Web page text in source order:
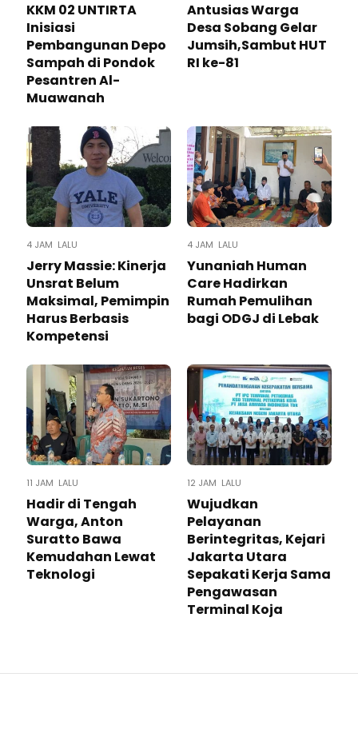
KKM 02 UNTIRTA
Inisiasi
Pembangunan Depo
Sampah di Pondok
Pesantren Al-
Muawanah
Antusias Warga
Desa Sobang Gelar
Jumsih,Sambut HUT
RI ke-81
4 JAM LALU
Jerry Massie: Kinerja
Unsrat Belum
Maksimal, Pemimpin
Harus Berbasis
Kompetensi
4 JAM LALU
Yunaniah Human
Care Hadirkan
Rumah Pemulihan
bagi ODGJ di Lebak
11 JAM LALU
Hadir di Tengah
Warga, Anton
Suratto Bawa
Kemudahan Lewat
Teknologi ​
12 JAM LALU
Wujudkan
Pelayanan
Berintegritas, Kejari
Jakarta Utara
Sepakati Kerja Sama
Pengawasan
Terminal Koja